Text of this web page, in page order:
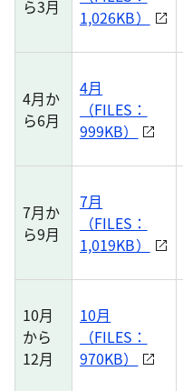
ら3月
1,026KB）
4月か
ら6月
4月
（FILES：
999KB）
7月か
ら9月
7月
（FILES：
1,019KB）
10月
から
12月
10月
（FILES：
970KB）